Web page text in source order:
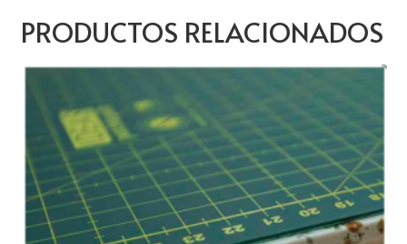
PRODUCTOS RELACIONADOS